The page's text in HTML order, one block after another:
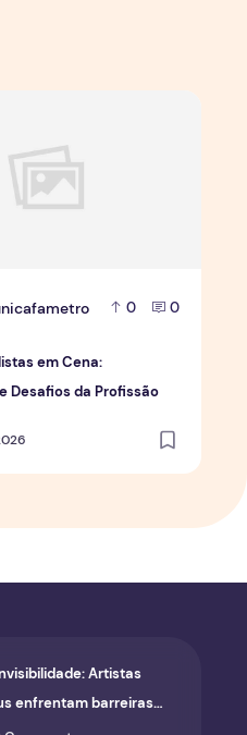
popular em Manaus
0 0
em Cena:
Desafios da Profissão
Artistas
enfrentam barreiras